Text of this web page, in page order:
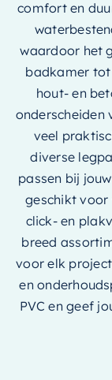
comfort en
waardoor het
badkamer tot
hout- en
onderscheiden
veel
diverse
passen bij
geschikt
click- en
breed
voor elk
en
PVC en geef